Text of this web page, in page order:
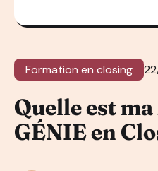
Formation en closing
Quelle est
GÉNIE en